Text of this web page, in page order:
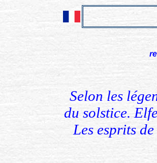
Selon les
du solstice.
Les esprits